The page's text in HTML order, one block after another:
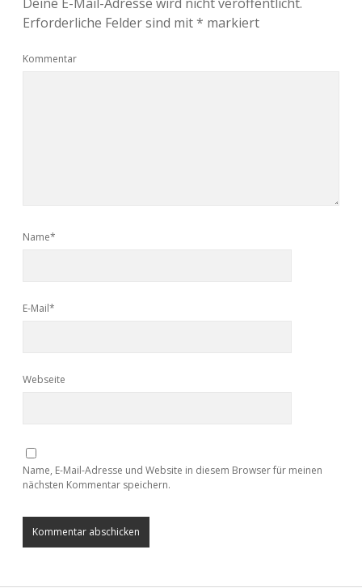
Erforderliche Felder sind mit* markiert
Kommentar
Name*
E-Mail*
Webseite
Name, E-Mail-Adresse und Website in diesem Browser für meinen
nächsten Kommentar speichern.